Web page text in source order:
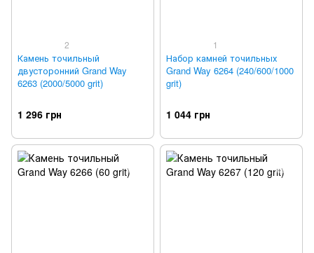
2
Камень точильный
двусторонний Grand Way
6263 (2000/5000 grit)
1 296 грн
1
Набор камней точильных
Grand Way 6264 (240/600/1000
grit)
1 044 грн